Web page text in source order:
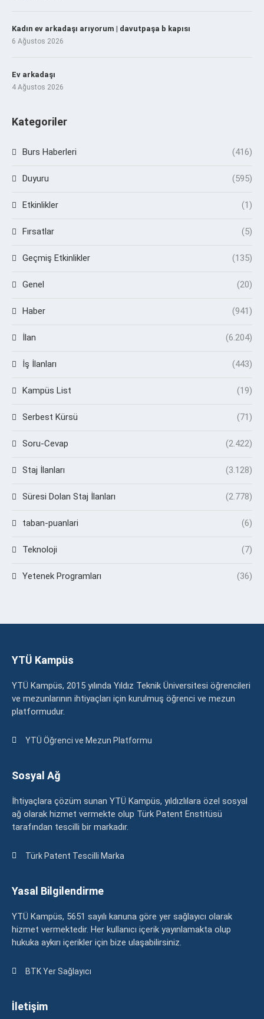
Kadın ev arkadaşı arıyorum | davutpaşa b kapısı
6 Ağustos 2026
Ev arkadaşı
4 Ağustos 2026
Kategoriler
Burs Haberleri (416)
Duyuru (595)
Etkinlikler (1)
Fırsatlar (5)
Geçmiş Etkinlikler (135)
Genel (20)
Haber (941)
İlan (6.204)
İş İlanları (443)
Kampüs List (19)
Serbest Kürsü (71)
Soru-Cevap (2.422)
Staj İlanları (3.128)
Süresi Dolan Staj İlanları (2.778)
taban-puanlari (6)
Teknoloji (7)
Yetenek Programları (36)
YTÜ Kampüs
YTÜ Kampüs, 2015 yılında Yıldız Teknik Üniversitesi öğrencileri
ve mezunlarının ihtiyaçları için kurulmuş öğrenci ve mezun
platformudur.
YTÜ Öğrenci ve Mezun Platformu
Sosyal Ağ
İhtiyaçlara çözüm sunan YTÜ Kampüs, yıldızlılara özel sosyal
ağ olarak hizmet vermekte olup Türk Patent Enstitüsü
tarafından tescilli bir markadır.
Türk Patent Tescilli Marka
Yasal Bilgilendirme
YTÜ Kampüs, 5651 sayılı kanuna göre yer sağlayıcı olarak
hizmet vermektedir. Her kullanıcı içerik yayınlamakta olup
hukuka aykırı içerikler için bize ulaşabilirsiniz.
BTK Yer Sağlayıcı
İletişim